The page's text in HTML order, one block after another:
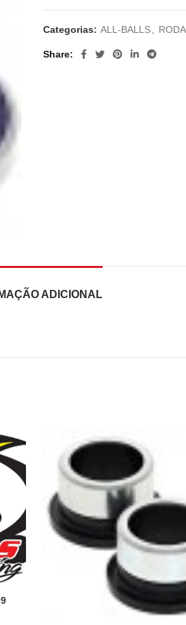
Categorias: ALL-BALLS
Share
ADICIONAL